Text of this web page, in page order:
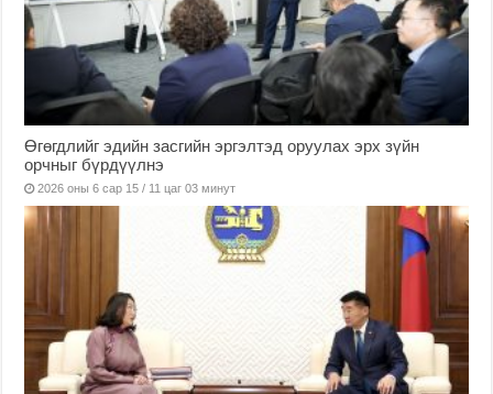
Өгөгдлийг эдийн засгийн эргэлтэд оруулах эрх зүйн
орчныг бүрдүүлнэ
2026 оны 6 сар 15 / 11 цаг 03 минут